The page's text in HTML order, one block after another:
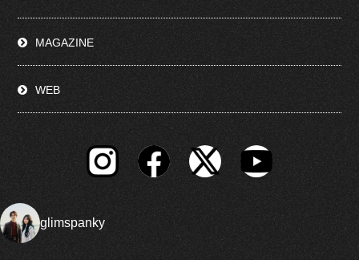
MAGAZINE
WEB
glimspanky